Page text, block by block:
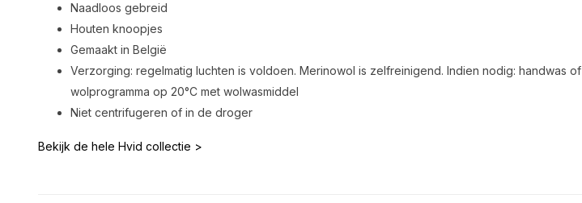
Naadloos gebreid
Houten knoopjes
Gemaakt in België
Verzorging: regelmatig luchten is voldoen. Merinowol is zelfreinigend. Indien nodig: handwas of
wolprogramma op 20°C met wolwasmiddel
Niet centrifugeren of in de droger
Bekijk de hele Hvid collectie >